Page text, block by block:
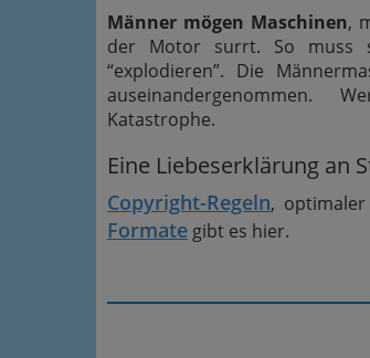
Männer mögen Maschinen,
der Motor surrt. So muss
“explodieren”. Die
auseinandergenommen.
Katastrophe.
Eine Liebeserklärung an
Copyright-Regeln,
Formate gibt es hier.